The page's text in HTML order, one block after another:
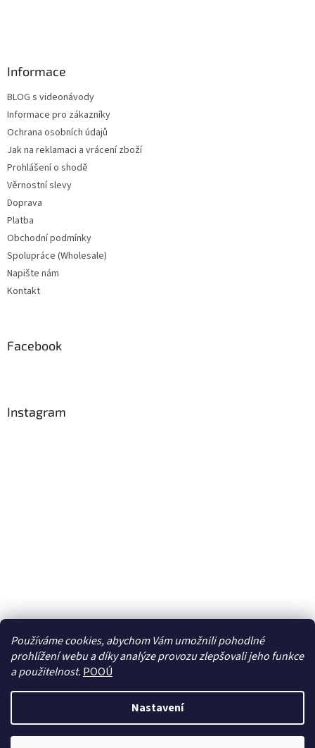
Používáme cookies, abychom Vám umožnili pohodlné
prohlížení webu a díky analýze provozu zlepšovali jeho funkce
a použitelnost. POOÚ
Nastavení
Informace
BLOG s videonávody
Informace pro zákazníky
Ochrana osobních údajů
Jak na reklamaci a vrácení zboží
Prohlášení o shodě
Věrnostní slevy
Doprava
Platba
Obchodní podmínky
Spolupráce (Wholesale)
Napište nám
Kontakt
Facebook
Instagram
Sledovat na Instagramu
Vytvořil Shoptet